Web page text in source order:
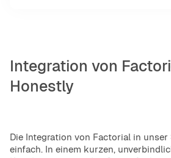
Integration von
Honestly
Die Integration von Factorial in
einfach. In einem kurzen,